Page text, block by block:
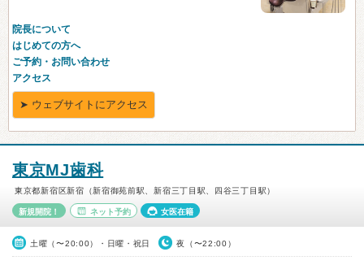
東京MJ歯科
東京都新宿区新宿（新宿御苑前駅、新宿三丁目駅、四谷三丁目駅）
新規開院！ ネット予約 女医在籍
土曜（〜20:00）・日曜・祝日 夜（〜22:00）